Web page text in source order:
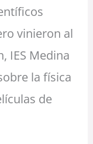
vinieron al
IES Medina
la física
de